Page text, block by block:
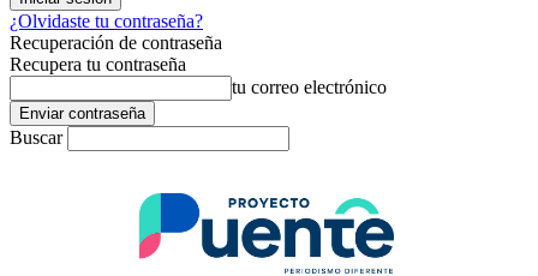
¿Olvidaste tu contraseña?
Recuperación de contraseña
Recupera tu contraseña
tu correo electrónico
Buscar